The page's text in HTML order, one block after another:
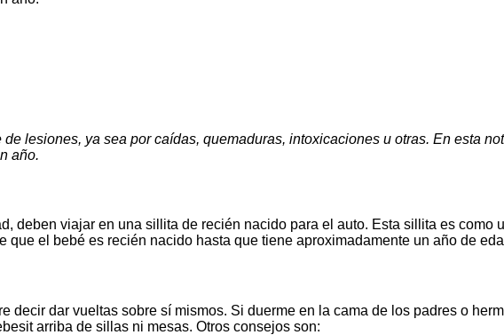
lesiones, ya sea por caídas, quemaduras, intoxicaciones u otras. En esta
año.
deben viajar en una sillita de recién nacido para el auto. Esta sillita es
que el bebé es recién nacido hasta que tiene aproximadamente un año de
decir dar vueltas sobre sí mismos. Si duerme en la cama de los padres o
arriba de sillas ni mesas. Otros consejos son: